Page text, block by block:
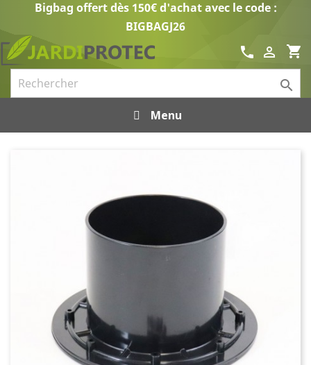
Bigbag offert dès 150€ d'achat avec le code :
BIGBAGJ26
shopping_cart

call

Menu